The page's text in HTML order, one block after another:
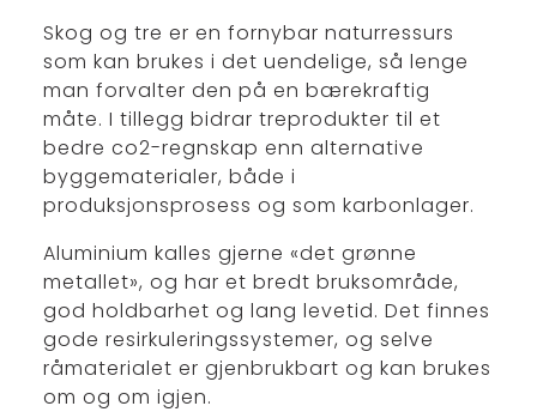
Skog og tre er en fornybar naturressurs
som kan brukes i det uendelige, så lenge
man forvalter den på en bærekraftig
måte. I tillegg bidrar treprodukter til et
bedre co2-regnskap enn alternative
byggematerialer, både i
produksjonsprosess og som karbonlager.
Aluminium kalles gjerne «det grønne
metallet», og har et bredt bruksområde,
god holdbarhet og lang levetid. Det finnes
gode resirkuleringssystemer, og selve
råmaterialet er gjenbrukbart og kan brukes
om og om igjen.